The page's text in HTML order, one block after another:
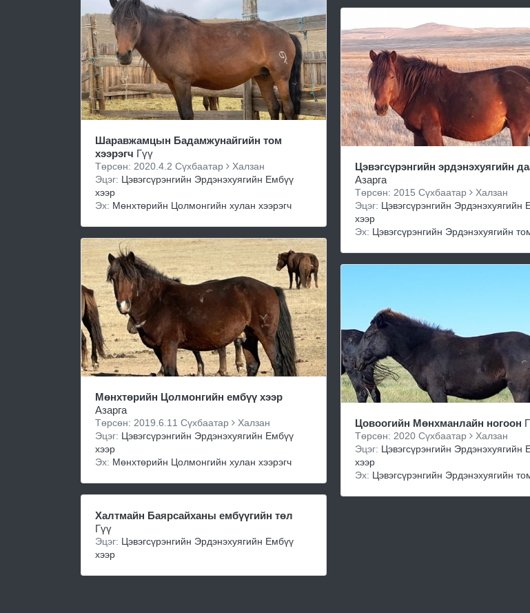
Шаравжамцын Бадамжунайгийн том
хээрэгч Гүү
Төрсөн: 2020.4.2 Сүхбаатар
Халзан
Эцэг: Цэвэгсүрэнгийн Эрдэнэхуягийн Ембүү
хээр
Эх: Мөнхтөрийн Цолмонгийн хулан хээрэгч
Мөнхтөрийн Цолмонгийн ембүү хээр
Азарга
Төрсөн: 2019.6.11 Сүхбаатар
Халзан
Эцэг: Цэвэгсүрэнгийн Эрдэнэхуягийн Ембүү
хээр
Эх: Мөнхтөрийн Цолмонгийн хулан хээрэгч
Халтмайн Баярсайханы ембүүгийн төл
Гүү
Эцэг: Цэвэгсүрэнгийн Эрдэнэхуягийн Ембүү
хээр
Цэвэгсүрэнгийн эрдэнэхуягийн
Азарга
Төрсөн: 2015 Сүхбаатар Халзан
Эцэг: Цэвэгсүрэнгийн Эрдэнэхуягийн
хээр
Эх: Цэвэгсүрэнгийн Эрдэнэхуягийн
Цовоогийн Мөнхманлайн ногоон
Төрсөн: 2020 Сүхбаатар Халзан
Эцэг: Цэвэгсүрэнгийн Эрдэнэхуягийн
хээр
Эх: Цэвэгсүрэнгийн Эрдэнэхуягийн